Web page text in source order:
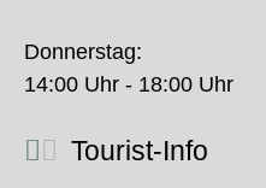
Donnerstag:
14:00 Uhr - 18:00 Uhr
Tourist-Info